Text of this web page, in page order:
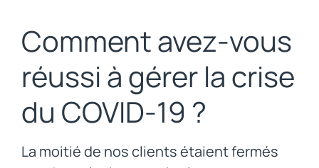
Comment avez-vous
réussi à gérer la crise
du COVID-19 ?
La moitié de nos clients étaient fermés